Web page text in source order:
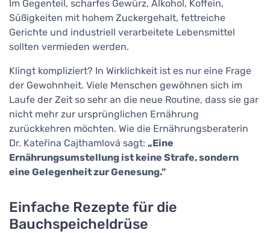
Im Gegenteil, scharfes Gewürz, Alkohol, Koffein,
Süßigkeiten mit hohem Zuckergehalt, fettreiche
Gerichte und industriell verarbeitete Lebensmittel
sollten vermieden werden.
Klingt kompliziert? In Wirklichkeit ist es nur eine Frage
der Gewohnheit. Viele Menschen gewöhnen sich im
Laufe der Zeit so sehr an die neue Routine, dass sie gar
nicht mehr zur ursprünglichen Ernährung
zurückkehren möchten. Wie die Ernährungsberaterin
Dr. Kateřina Cajthamlová sagt: „Eine
Ernährungsumstellung ist keine Strafe, sondern
eine Gelegenheit zur Genesung."
Einfache Rezepte für die
Bauchspeicheldrüse